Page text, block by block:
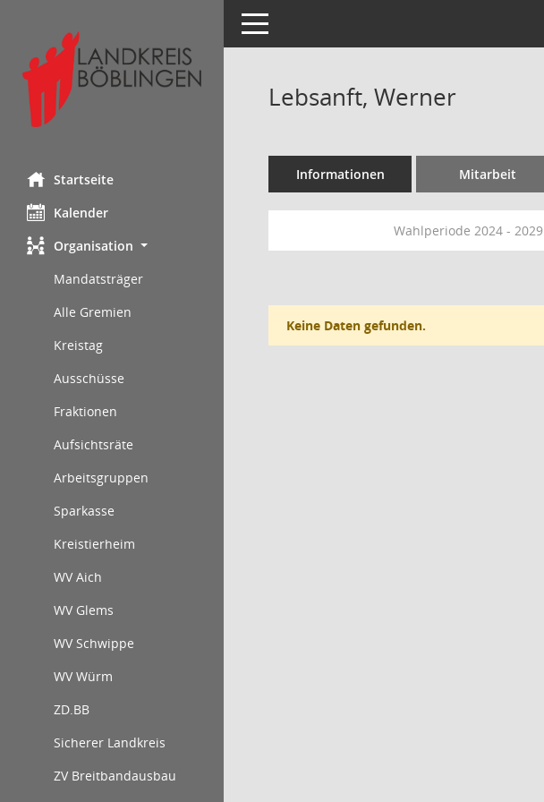
Startseite
Kalender
Organisation
Mandatsträger
Alle Gremien
Kreistag
Ausschüsse
Fraktionen
Aufsichtsräte
Arbeitsgruppen
Sparkasse
Kreistierheim
WV Aich
WV Glems
WV Schwippe
WV Würm
ZD.BB
Sicherer Landkreis
ZV Breitbandausbau
Toggle navigation
Lebsanft, Werner
Informationen Mitarbeit
Wahlperiode 2024 - 2029
Keine Daten gefunden.